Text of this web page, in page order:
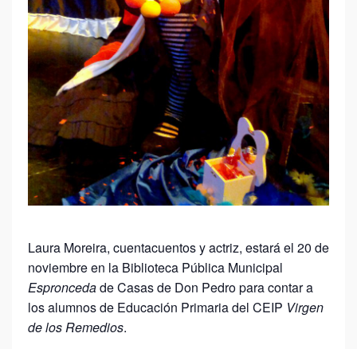
Laura Moreira, cuentacuentos y actriz, estará el 20 de
noviembre en la Biblioteca Pública Municipal
Esproncedade Casas de Don Pedro para contar a
los alumnos de Educación Primaria del CEIP Virgen
de los Remedios.